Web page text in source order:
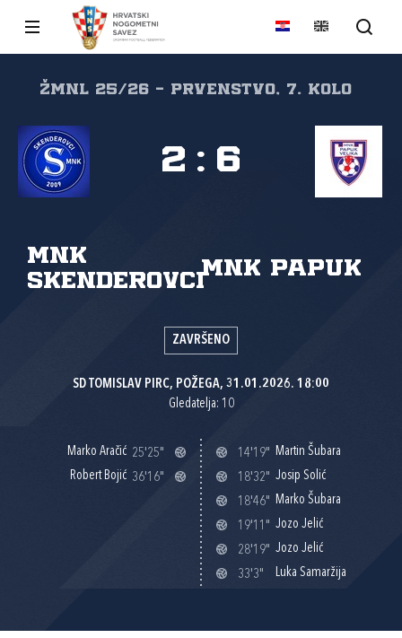
ŽMNL 25/26 - prvenstvo, 7. kolo
MNK
Skenderovci
MNK Papuk
2 : 6
ZAVRŠENO
SD TOMISLAV PIRC, POŽEGA, 31.01.2026. 18:00
Gledatelja: 10
Marko Aračić 25'25"
Robert Bojić 36'16"
14'19" Martin Šubara
18'32" Josip Solić
18'46" Marko Šubara
19'11" Jozo Jelić
28'19" Jozo Jelić
33'3"
Luka Samaržija